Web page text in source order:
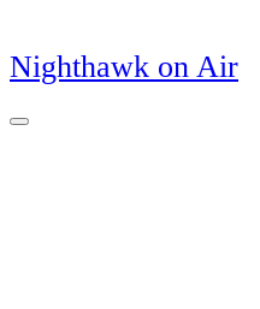
Nighthawk on Air